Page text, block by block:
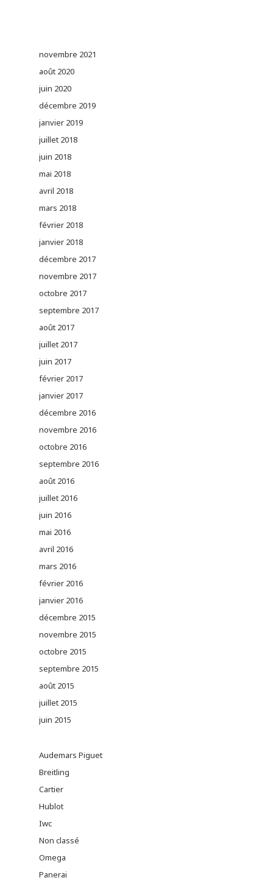
novembre 2021
août 2020
juin 2020
décembre 2019
janvier 2019
juillet 2018
juin 2018
mai 2018
avril 2018
mars 2018
février 2018
janvier 2018
décembre 2017
novembre 2017
octobre 2017
septembre 2017
août 2017
juillet 2017
juin 2017
février 2017
janvier 2017
décembre 2016
novembre 2016
octobre 2016
septembre 2016
août 2016
juillet 2016
juin 2016
mai 2016
avril 2016
mars 2016
février 2016
janvier 2016
décembre 2015
novembre 2015
octobre 2015
septembre 2015
août 2015
juillet 2015
juin 2015
Audemars Piguet
Breitling
Cartier
Hublot
Iwc
Non classé
Omega
Panerai